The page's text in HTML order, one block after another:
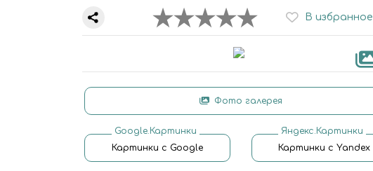
В избранное
Фото галерея
Google.Картинки
Картинки с Google
Яндекс.Картинки
Картинки с Yandex